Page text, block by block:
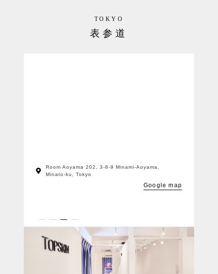
TOKYO
表参道
Room Aoyama 202, 3-8-9 Minami-Aoyama,
Minato-ku, Tokyo
Google map